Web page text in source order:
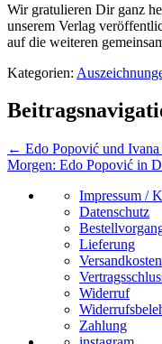
Wir gratulieren Dir ganz
unserem Verlag
auf die weiteren
Kategorien:
← Edo Popović und
Morgen: Edo Popović in
Impressum /
Datenschutz
Lieferung
Versandkosten
Widerruf
Zahlung